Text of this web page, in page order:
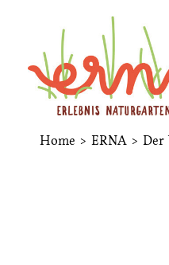
Home > ERNA > Der